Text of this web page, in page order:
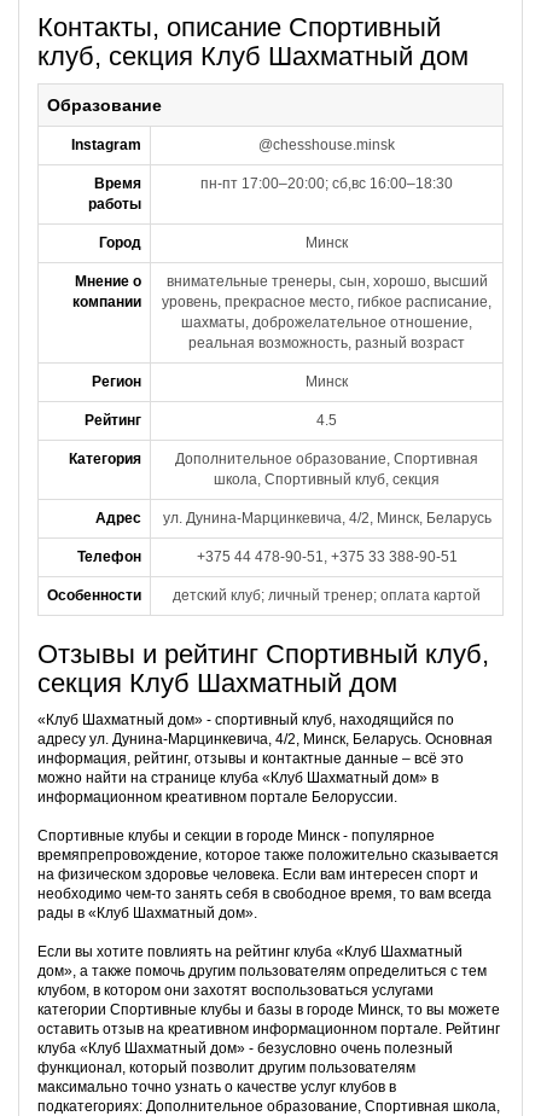
Контакты, описание Спортивный
клуб, секция Клуб Шахматный дом
Образование
Instagram @chesshouse.minsk
Время
работы
пн-пт 17:00–20:00; сб,вс 16:00–18:30
Город Минск
Мнение о
компании
внимательные тренеры, сын, хорошо, высший
уровень, прекрасное место, гибкое расписание,
шахматы, доброжелательное отношение,
реальная возможность, разный возраст
Регион Минск
Рейтинг 4.5
Категория
Дополнительное образование, Спортивная
школа, Спортивный клуб, секция
Адрес ул. Дунина-Марцинкевича, 4/2, Минск, Беларусь
Телефон +375 44 478-90-51, +375 33 388-90-51
Особенности детский клуб; личный тренер; оплата картой
Отзывы и рейтинг Спортивный клуб,
секция Клуб Шахматный дом
«Клуб Шахматный дом» - спортивный клуб, находящийся по
адресу ул. Дунина-Марцинкевича, 4/2, Минск, Беларусь. Основная
информация, рейтинг, отзывы и контактные данные – всё это
можно найти на странице клуба «Клуб Шахматный дом» в
информационном креативном портале Белоруссии.
Спортивные клубы и секции в городе Минск - популярное
времяпрепровождение, которое также положительно сказывается
на физическом здоровье человека. Если вам интересен спорт и
необходимо чем-то занять себя в свободное время, то вам всегда
рады в «Клуб Шахматный дом».
Если вы хотите повлиять на рейтинг клуба «Клуб Шахматный
дом», а также помочь другим пользователям определиться с тем
клубом, в котором они захотят воспользоваться услугами
категории Спортивные клубы и базы в городе Минск, то вы можете
оставить отзыв на креативном информационном портале. Рейтинг
клуба «Клуб Шахматный дом» - безусловно очень полезный
функционал, который позволит другим пользователям
максимально точно узнать о качестве услуг клубов в
подкатегориях: Дополнительное образование, Спортивная школа,